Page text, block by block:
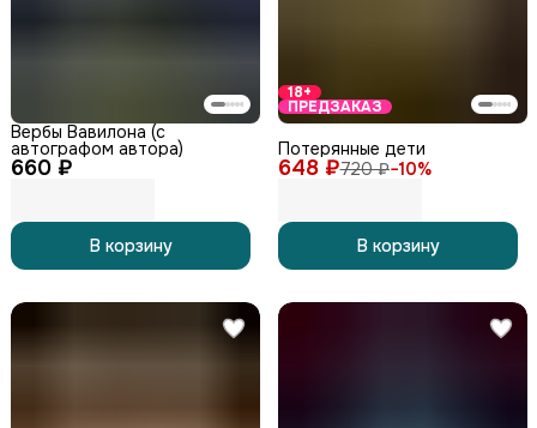
660 ₽
Вербы Вавилона (с
автографом автора)
В корзину
18+
ПРЕДЗАКАЗ
648 ₽720 ₽−10%
Потерянные дети
В корзину